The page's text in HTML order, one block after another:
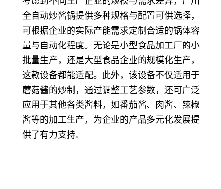
全自动炒酱锅提供多种规格与配置可供选择，
可根据企业的实际产能需求定制合适的锅体容
量与自动化程度。无论是小型食品加工厂的小
批量生产，还是大型食品企业的规模化生产，
这款设备都能适配。此外，该设备不仅适用于
蘑菇酱的炒制，通过调整工艺参数，还可广泛
应用于其他各类酱料，如番茄酱、肉酱、辣椒
酱等的加工生产，为企业的产品多元化发展提
供了有力支持。